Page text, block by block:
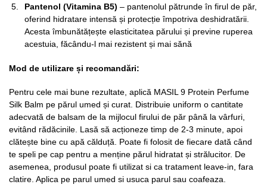
Pantenol (Vitamina B5) – pantenolul pătrunde în firul de păr,
oferind hidratare intensă și protecție împotriva deshidratării.
Acesta îmbunătățește elasticitatea părului și previne ruperea
acestuia, făcându-l mai rezistent și mai sănă
Mod de utilizare și recomandări:
Pentru cele mai bune rezultate, aplică MASIL 9 Protein Perfume
Silk Balm pe părul umed și curat. Distribuie uniform o cantitate
adecvată de balsam de la mijlocul firului de păr până la vârfuri,
evitând rădăcinile. Lasă să acționeze timp de 2-3 minute, apoi
clătește bine cu apă călduță. Poate fi folosit de fiecare dată când
te speli pe cap pentru a menține părul hidratat și strălucitor. De
asemenea, produsul poate fi utilizat si ca tratament leave-in, fara
clatire. Aplica pe parul umed si usuca parul sau coafeaza.